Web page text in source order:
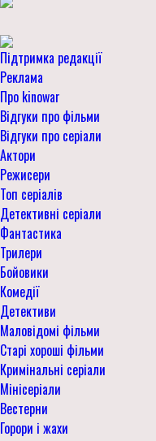
Підтримка редакції
Реклама
Про kinowar
Відгуки про фільми
Відгуки про серіали
Актори
Режисери
Топ серіалів
Детективні серіали
Фантастика
Трилери
Бойовики
Комедії
Детективи
Маловідомі фільми
Старі хороші фільми
Кримінальні серіали
Мінісеріали
Вестерни
Горори і жахи